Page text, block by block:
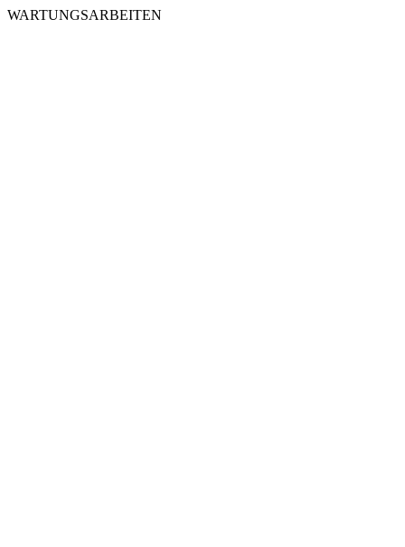
WARTUNGSARBEITEN